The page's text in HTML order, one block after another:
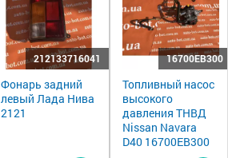
212133716041
Фонарь задний
левый Лада Нива
2121
16700EB300
Топливный насос
высокого
давления ТНВД
Nissan Navara
D40 16700EB300